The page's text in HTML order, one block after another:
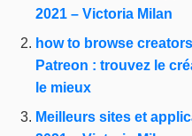
2021 – Victoria Milan
how to browse
Patreon : trouvez le
le mieux
Meilleurs sites et